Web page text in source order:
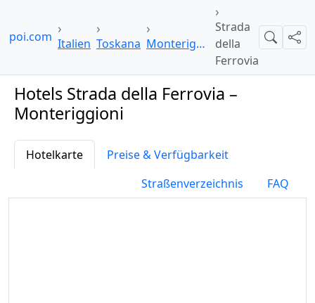
Italien Toskana Monteriggioni
Strada
della
Ferrovia
Suche
Hotels Strada della Ferrovia –
Monteriggioni
Hotelkarte
Preise & Verfügbarkeit
Straßenverzeichnis
FAQ